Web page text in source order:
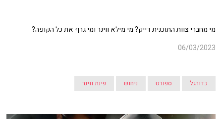
מי מחברי צוות התוכנית דייק? מי מילא ווינר ומי גרף את כל הקופה?
06/03/2023
כדורגל ספורט ניחוש פינת ווינר